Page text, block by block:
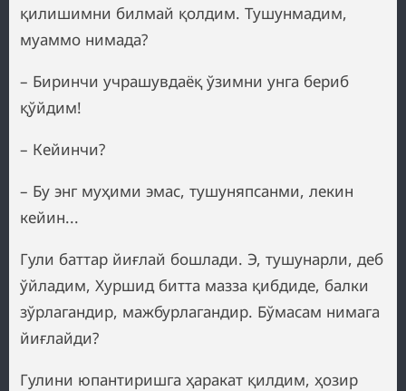
қилишимни билмай қолдим. Тушунмадим,
муаммо нимада?
– Биринчи учрашувдаёқ ўзимни унга бериб
қўйдим!
– Кейинчи?
– Бу энг муҳими эмас, тушуняпсанми, лекин
кейин...
Гули баттар йиғлай бошлади. Э, тушунарли, деб
ўйладим, Хуршид битта мазза қибдиде, балки
зўрлагандир, мажбурлагандир. Бўмасам нимага
йиғлайди?
Гулини юпантиришга ҳаракат қилдим, ҳозир